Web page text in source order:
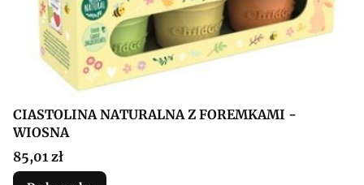
CIASTOLINA NATURALNA Z FOREMKAMI -
WIOSNA
Cena
85,01 zł